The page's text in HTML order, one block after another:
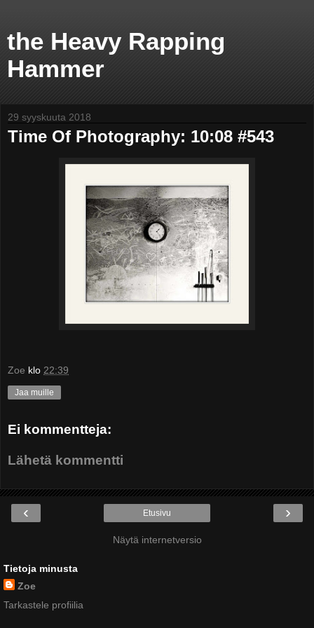
the Heavy Rapping
Hammer
29 syyskuuta 2018
Time Of Photography: 10:08 #543
Zoe klo 22:39
Jaa muille
Ei kommentteja:
Lähetä kommentti
‹ ›
Etusivu
Näytä internetversio
Tietoja minusta
Zoe
Tarkastele profiilia